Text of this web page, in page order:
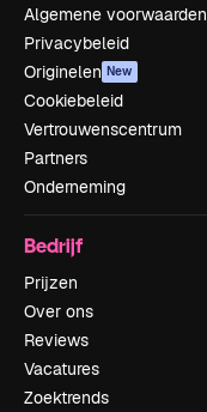
Algemene voorwaarden
Privacybeleid
Originelen New
Cookiebeleid
Vertrouwenscentrum
Partners
Onderneming
Bedrijf
Prijzen
Over ons
Reviews
Vacatures
Zoektrends